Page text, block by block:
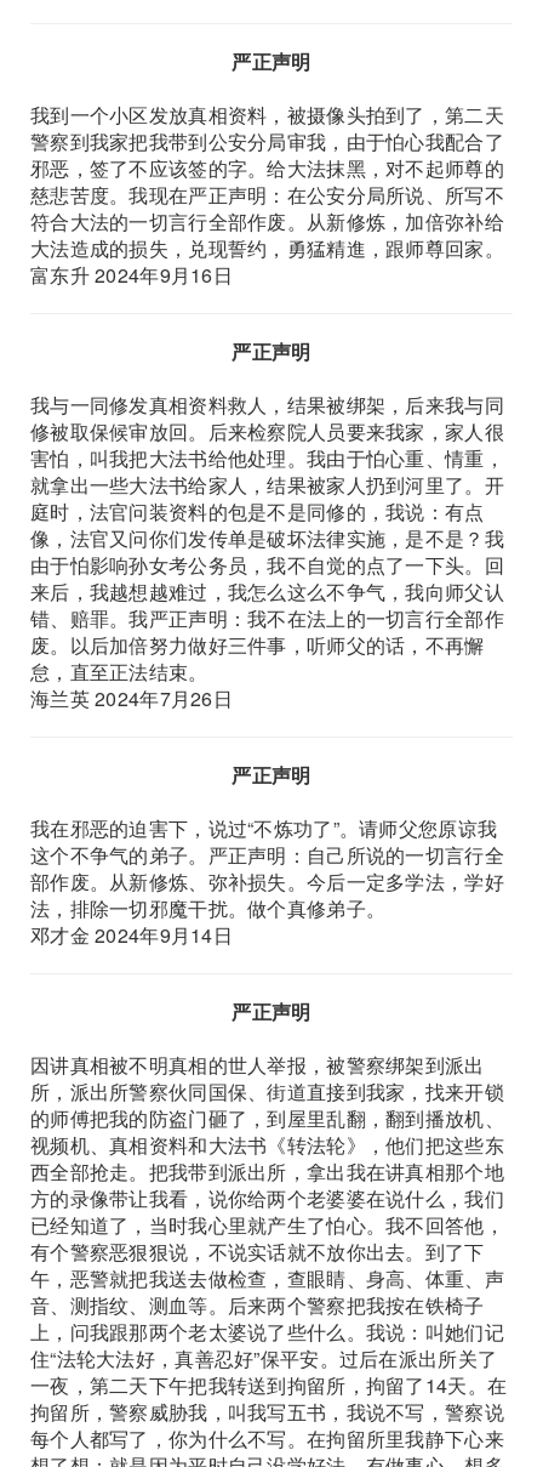
严正声明
我到一个小区发放真相资料，被摄像头拍到了，第二天
警察到我家把我带到公安分局审我，由于怕心我配合了
邪恶，签了不应该签的字。给大法抹黑，对不起师尊的
慈悲苦度。我现在严正声明：在公安分局所说、所写不
符合大法的一切言行全部作废。从新修炼，加倍弥补给
大法造成的损失，兑现誓约，勇猛精進，跟师尊回家。
富东升 2024年9月16日
严正声明
我与一同修发真相资料救人，结果被绑架，后来我与同
修被取保候审放回。后来检察院人员要来我家，家人很
害怕，叫我把大法书给他处理。我由于怕心重、情重，
就拿出一些大法书给家人，结果被家人扔到河里了。开
庭时，法官问装资料的包是不是同修的，我说：有点
像，法官又问你们发传单是破坏法律实施，是不是？我
由于怕影响孙女考公务员，我不自觉的点了一下头。回
来后，我越想越难过，我怎么这么不争气，我向师父认
错、赔罪。我严正声明：我不在法上的一切言行全部作
废。以后加倍努力做好三件事，听师父的话，不再懈
怠，直至正法结束。
海兰英 2024年7月26日
严正声明
我在邪恶的迫害下，说过“不炼功了”。请师父您原谅我
这个不争气的弟子。严正声明：自己所说的一切言行全
部作废。从新修炼、弥补损失。今后一定多学法，学好
法，排除一切邪魔干扰。做个真修弟子。
邓才金 2024年9月14日
严正声明
因讲真相被不明真相的世人举报，被警察绑架到派出
所，派出所警察伙同国保、街道直接到我家，找来开锁
的师傅把我的防盗门砸了，到屋里乱翻，翻到播放机、
视频机、真相资料和大法书《转法轮》，他们把这些东
西全部抢走。把我带到派出所，拿出我在讲真相那个地
方的录像带让我看，说你给两个老婆婆在说什么，我们
已经知道了，当时我心里就产生了怕心。我不回答他，
有个警察恶狠狠说，不说实话就不放你出去。到了下
午，恶警就把我送去做检查，查眼睛、身高、体重、声
音、测指纹、测血等。后来两个警察把我按在铁椅子
上，问我跟那两个老太婆说了些什么。我说：叫她们记
住“法轮大法好，真善忍好”保平安。过后在派出所关了
一夜，第二天下午把我转送到拘留所，拘留了14天。在
拘留所，警察威胁我，叫我写五书，我说不写，警察说
每个人都写了，你为什么不写。在拘留所里我静下心来